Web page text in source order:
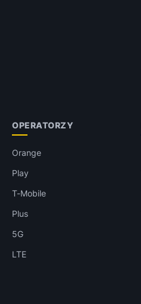
OPERATORZY
Orange
Play
T-Mobile
Plus
5G
LTE